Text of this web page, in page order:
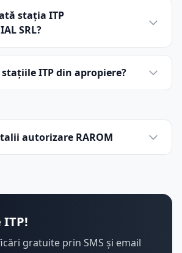
stația ITP
SRL?
ITP din apropiere?
autorizare RAROM
gratuite prin SMS și email